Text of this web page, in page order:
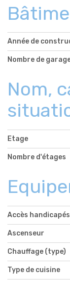
Année de
Nombre de
Nom,
Etage
Nombre d'étages
Accès handicapés
Ascenseur
Chauffage (type)
Type de cuisine